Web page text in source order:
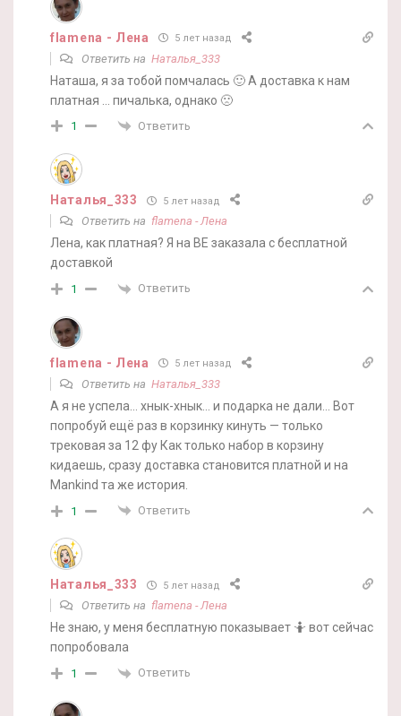
flamena - Лена 5 лет назад
Ответить на Наталья_333
Наташа, я за тобой помчалась 🙂 А доставка к нам
платная … пичалька, однако 🙁
1 Ответить
Наталья_333 5 лет назад
Ответить на flamena - Лена
Лена, как платная? Я на BE заказала с бесплатной
доставкой
1 Ответить
flamena - Лена 5 лет назад
Ответить на Наталья_333
А я не успела… хнык-хнык… и подарка не дали… Вот
попробуй ещё раз в корзинку кинуть — только
трековая за 12 фу Как только набор в корзину
кидаешь, сразу доставка становится платной и на
Mankind та же история.
1 Ответить
Наталья_333 5 лет назад
Ответить на flamena - Лена
Не знаю, у меня бесплатную показывает 🤷 вот сейчас
попробовала
1 Ответить